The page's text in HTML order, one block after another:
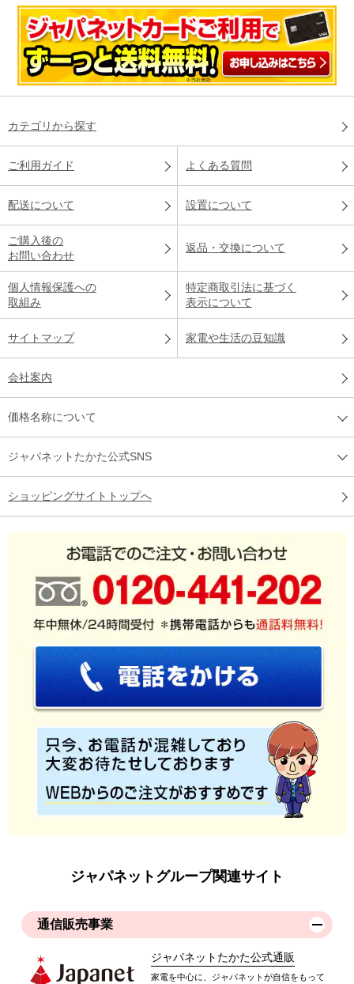
カテゴリから探す
ご利用ガイド よくある質問
配送について 設置について
ご購入後の
お問い合わせ
返品・交換について
個人情報保護への
取組み
特定商取引法に基づく
表示について
サイトマップ 家電や生活の豆知識
会社案内
価格名称について
ジャパネットたかた公式SNS
ショッピングサイトトップへ
ジャパネットグループ関連サイト
通信販売事業
ジャパネットたかた公式通販
家電を中心に、ジャパネットが自信をもって